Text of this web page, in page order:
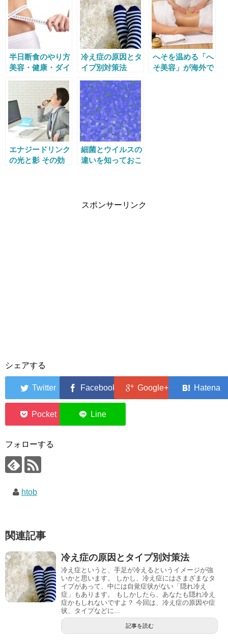
う？
半日断食のやり方
美容・健康・ダイ
冷え症の原因とタ
イプ別対策法
へそを温める「へ
そ美容」が海外で
エナジードリンク
の光と影 その効
細菌とウイルスの
違いを知っておこ
スポンサーリンク
シェアする
フォローする
htob
関連記事
冷え症の原因とタイプ別対策法
冷え症というと、手足が冷えるというイメージが強
いかと思います。 しかし、冷え症にはさまざまなタ
イプがあって、中には自覚症状がない「隠れ冷え
症」もあります。 もしかしたら、あなたも隠れ冷え
症かもしれないですよ？ 今回は、冷え症の原因や症
状、タイプなどに...
記事を読む